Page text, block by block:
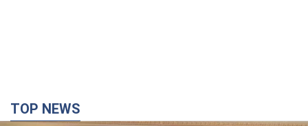
TOP NEWS